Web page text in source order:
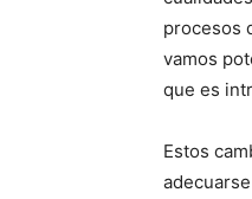
procesos
vamos
que es
Estos